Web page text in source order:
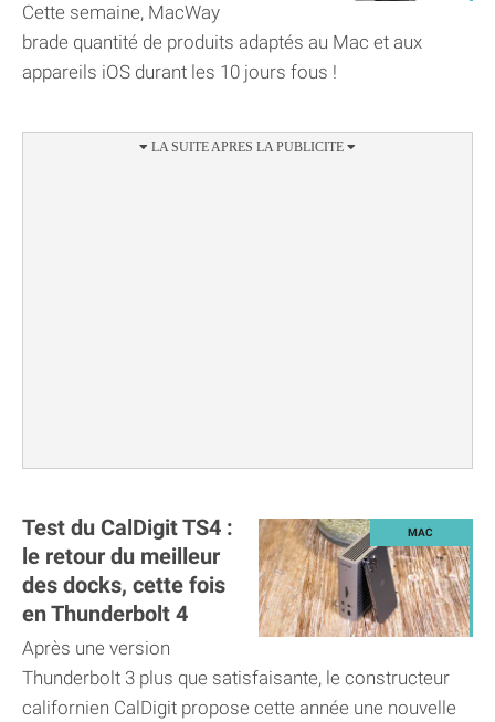
Cette semaine, MacWay
brade quantité de produits adaptés au Mac et aux
appareils iOS durant les 10 jours fous !
Test du CalDigit TS4 :
le retour du meilleur
des docks, cette fois
en Thunderbolt 4
Après une version
Thunderbolt 3 plus que satisfaisante, le constructeur
californien CalDigit propose cette année une nouvelle